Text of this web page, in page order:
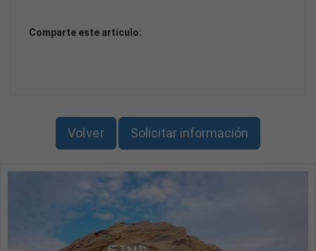
Comparte este artículo:
Volver Solicitar información